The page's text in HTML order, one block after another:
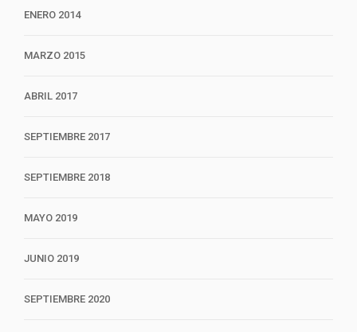
ENERO 2014
MARZO 2015
ABRIL 2017
SEPTIEMBRE 2017
SEPTIEMBRE 2018
MAYO 2019
JUNIO 2019
SEPTIEMBRE 2020